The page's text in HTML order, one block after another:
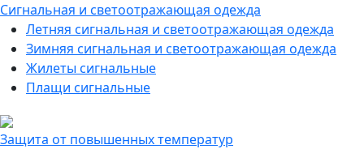
Сигнальная и светоотражающая одежда
Летняя сигнальная и светоотражающая одежда
Зимняя сигнальная и светоотражающая одежда
Жилеты сигнальные
Плащи сигнальные
Защита от повышенных температур